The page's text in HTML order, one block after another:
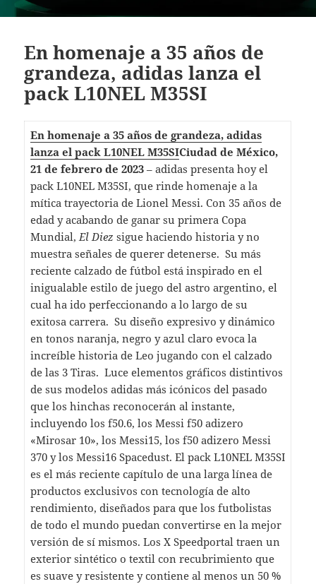
En homenaje a 35 años de
grandeza, adidas lanza el
pack L10NEL M35SI
En homenaje a 35 años de grandeza, adidas
lanza el pack L10NEL M35SICiudad de México,
21 de febrero de 2023– adidas presenta hoy el
pack L10NEL M35SI, que rinde homenaje a la
mítica trayectoria de Lionel Messi. Con 35 años de
edad y acabando de ganar su primera Copa
Mundial,El Diez sigue haciendo historia y no
muestra señales de querer detenerse. Su más
reciente calzado de fútbol está inspirado en el
inigualable estilo de juego del astro argentino, el
cual ha ido perfeccionando a lo largo de su
exitosa carrera. Su diseño expresivo y dinámico
en tonos naranja, negro y azul claro evoca la
increíble historia de Leo jugando con el calzado
de las 3 Tiras. Luce elementos gráficos distintivos
de sus modelos adidas más icónicos del pasado
que los hinchas reconocerán al instante,
incluyendo los f50.6, los Messi f50 adizero
«Mirosar 10», los Messi15, los f50 adizero Messi
370 y los Messi16 Spacedust. El pack L10NEL M35SI
es el más reciente capítulo de una larga línea de
productos exclusivos con tecnología de alto
rendimiento, diseñados para que los futbolistas
de todo el mundo puedan convertirse en la mejor
versión de sí mismos. Los X Speedportal traen un
exterior sintético o textil con recubrimiento que
es suave y resistente y contiene al menos un 50 %